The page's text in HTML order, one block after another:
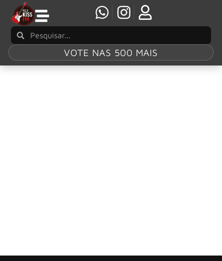
VOTE NAS 500 MAIS